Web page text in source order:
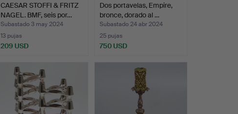
CAESAR STOFFI & FRITZ
NAGEL. BMF, seis por…
Subastado 3 may 2024
13 pujas
209 USD
Dos portavelas, Empire,
bronce, dorado al …
Subastado 24 abr 2024
25 pujas
750 USD